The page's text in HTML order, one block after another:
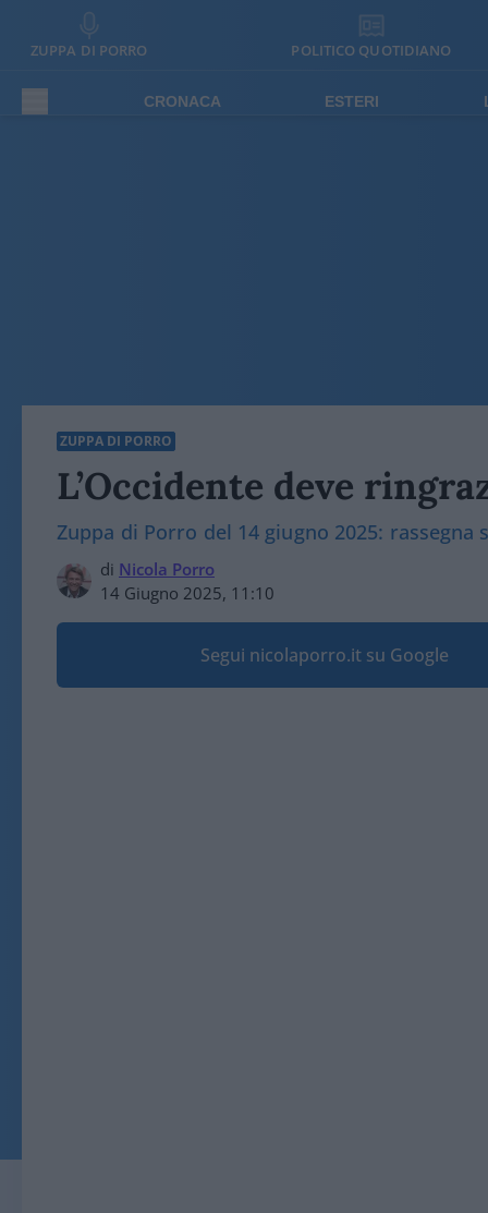
ZUPPA DI PORRO POLITICO QUOTIDIANO
CRONACA ESTERI
ZUPPA DI PORRO
L’Occidente deve
Zuppa di Porro del 14 giugno 2025: rassegna
di Nicola Porro
14 Giugno 2025, 11:10
Segui nicolaporro.it su Google